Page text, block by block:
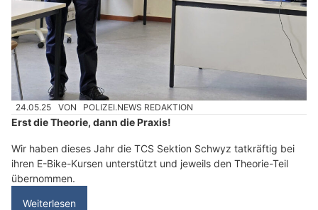
24.05.25 VON POLIZEI.NEWS REDAKTION
Erst die Theorie, dann die Praxis!
Wir haben dieses Jahr die TCS Sektion Schwyz tatkräftig bei
ihren E-Bike-Kursen unterstützt und jeweils den Theorie-Teil
übernommen.
Weiterlesen